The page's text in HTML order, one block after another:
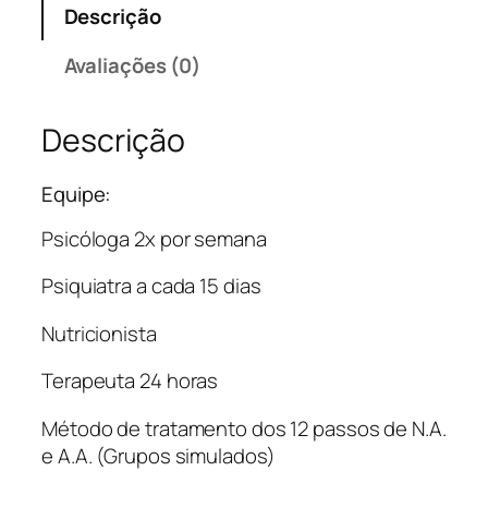
Descrição
Avaliações (0)
Descrição
Equipe:
Psicóloga 2x por semana
Psiquiatra a cada 15 dias
Nutricionista
Terapeuta 24 horas
Método de tratamento dos 12 passos de N.A.
e A.A. (Grupos simulados)